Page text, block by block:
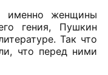
именно женщины
гения, Пушкин
Так что
что перед ними